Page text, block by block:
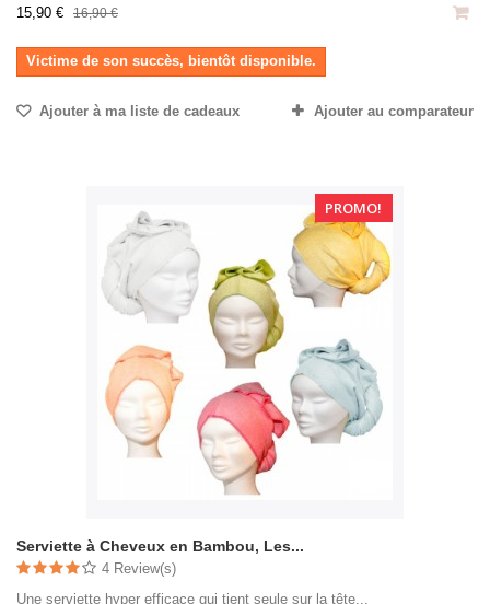
15,90 €
16,90 €
Victime de son succès, bientôt disponible.
Ajouter à ma liste de cadeaux Ajouter au comparateur
PROMO!
Serviette à Cheveux en Bambou, Les...
4 Review(s)
Une serviette hyper efficace qui tient seule sur la tête...